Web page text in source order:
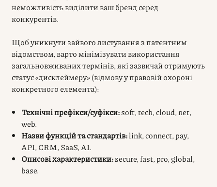
неможливість виділити ваш бренд серед
конкурентів.
Щоб уникнути зайвого листування з патентним
відомством, варто мінімізувати використання
загальновживаних термінів, які зазвичай отримують
статус «дисклеймеру» (відмову у правовій охороні
конкретного елемента):
Технічні префікси/суфікси:soft, tech, cloud, net,
web.
Назви функцій та стандартів:link, connect, pay,
API, CRM, SaaS, AI.
Описові характеристики:secure, fast, pro, global,
base.